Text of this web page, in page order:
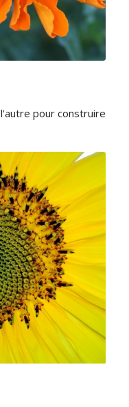
pour construire